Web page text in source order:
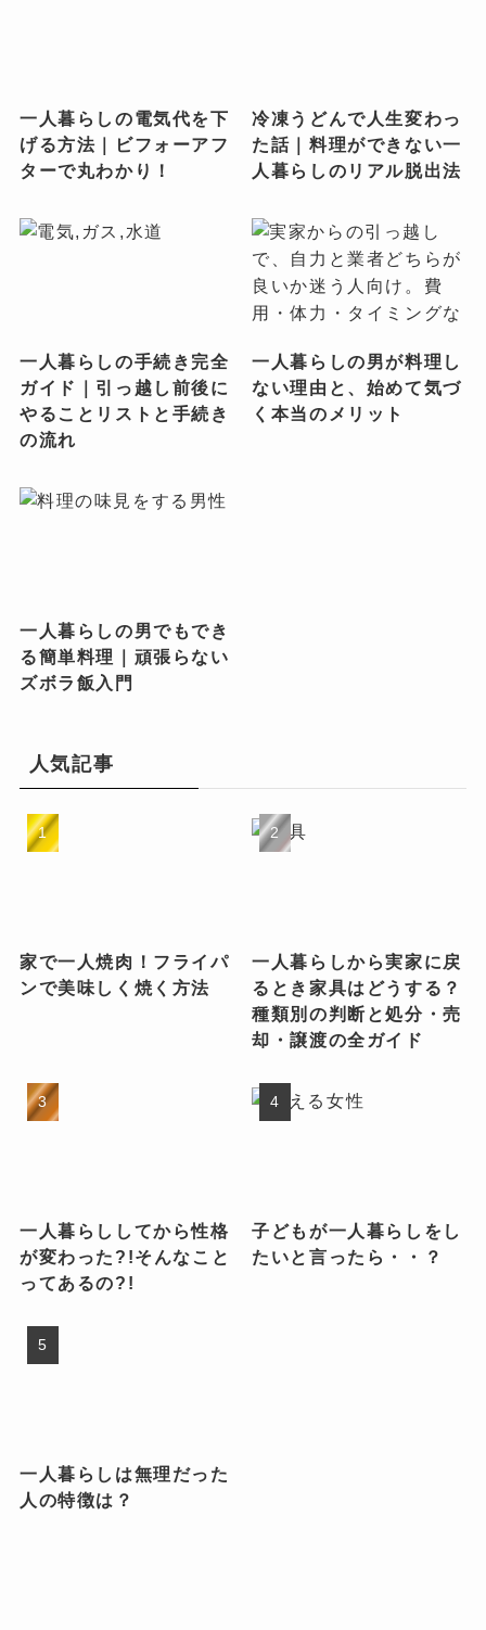
一人暮らしの電気代を下
げる方法｜ビフォーアフ
ターで丸わかり！
冷凍うどんで人生変わっ
た話｜料理ができない一
人暮らしのリアル脱出法
一人暮らしの手続き完全
ガイド｜引っ越し前後に
やることリストと手続き
の流れ
一人暮らしの男が料理し
ない理由と、始めて気づ
く本当のメリット
一人暮らしの男でもでき
る簡単料理｜頑張らない
ズボラ飯入門
人気記事
家で一人焼肉！フライパ
ンで美味しく焼く方法
一人暮らしから実家に戻
るとき家具はどうする？
種類別の判断と処分・売
却・譲渡の全ガイド
一人暮らししてから性格
が変わった?!そんなこと
ってあるの?!
子どもが一人暮らしをし
たいと言ったら・・？
一人暮らしは無理だった
人の特徴は？